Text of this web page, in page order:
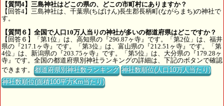
【質問4】三島神社はどこの県の、どこの市町村にありますか？
【回答4】三島神社は、千葉県(ちばけん)長生郡長柄町(ながらまち)の神社で
す。
【質問６】全国で人口10万人当りの神社が多いの都道府県はどこですか？
【回答６】「第1位」は、高知県の『296.87ヶ寺』です。「第2位」は、福井
県の『217.1ヶ寺』です。「第3位」は、富山県の『212.51ヶ寺』です。「第
4位」は、新潟県の『203.75ヶ寺』です。「第5位」は、大分県の『179.28ヶ
寺』です。全国の都道府県別神社ランキングの詳細は、下記のボタンで確認
できます。都道府県別神社数ランキング 神社数順位(人口10万人当たり)
神社数順位(面積100平方Km当たり)